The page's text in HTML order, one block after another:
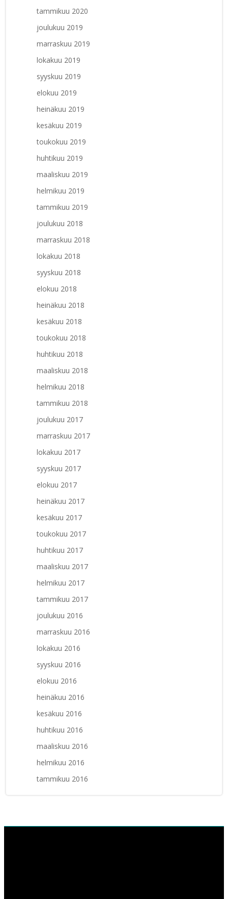
tammikuu 2020
joulukuu 2019
marraskuu 2019
lokakuu 2019
syyskuu 2019
elokuu 2019
heinäkuu 2019
kesäkuu 2019
toukokuu 2019
huhtikuu 2019
maaliskuu 2019
helmikuu 2019
tammikuu 2019
joulukuu 2018
marraskuu 2018
lokakuu 2018
syyskuu 2018
elokuu 2018
heinäkuu 2018
kesäkuu 2018
toukokuu 2018
huhtikuu 2018
maaliskuu 2018
helmikuu 2018
tammikuu 2018
joulukuu 2017
marraskuu 2017
lokakuu 2017
syyskuu 2017
elokuu 2017
heinäkuu 2017
kesäkuu 2017
toukokuu 2017
huhtikuu 2017
maaliskuu 2017
helmikuu 2017
tammikuu 2017
joulukuu 2016
marraskuu 2016
lokakuu 2016
syyskuu 2016
elokuu 2016
heinäkuu 2016
kesäkuu 2016
huhtikuu 2016
maaliskuu 2016
helmikuu 2016
tammikuu 2016